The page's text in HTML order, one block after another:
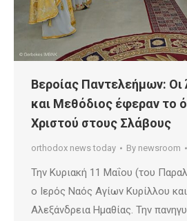
Βεροίας Παντελεήμων: Οι
και Μεθόδιος έφεραν το
Χριστού στους Σλάβους
orthodox news today By newsroom
Την Κυριακή 11 Μαΐου (του
ο Ιερός Ναός Αγίων Κυρίλλου
Αλεξάνδρεια Ημαθίας. Την